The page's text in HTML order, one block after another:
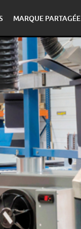
MARQUE PARTAGÉE